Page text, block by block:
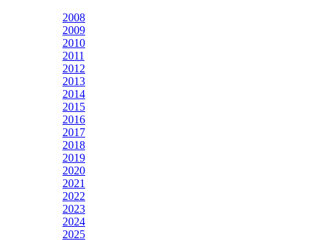
2008
2009
2010
2011
2012
2013
2014
2015
2016
2017
2018
2019
2020
2021
2022
2023
2024
2025